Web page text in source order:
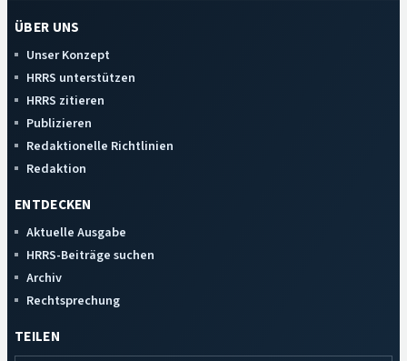
ÜBER UNS
Unser Konzept
HRRS unterstützen
HRRS zitieren
Publizieren
Redaktionelle Richtlinien
Redaktion
ENTDECKEN
Aktuelle Ausgabe
HRRS-Beiträge suchen
Archiv
Rechtsprechung
TEILEN